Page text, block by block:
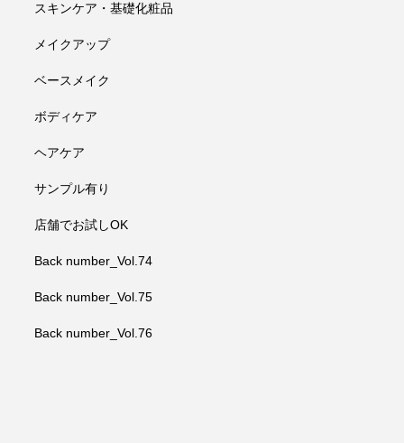
スキンケア・基礎化粧品
メイクアップ
ベースメイク
ボディケア
ヘアケア
サンプル有り
店舗でお試しOK
Back number_Vol.74
Back number_Vol.75
Back number_Vol.76